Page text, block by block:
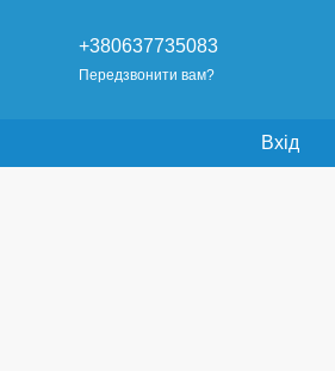
+380637735083
Передзвонити вам?
Вхід